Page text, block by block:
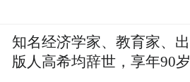
知名经济学家、教育家、出
版人高希均辞世，享年90岁